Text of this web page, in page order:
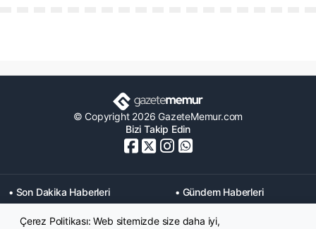
© Copyright 2026 GazeteMemur.com
Bizi Takip Edin
• Son Dakika Haberleri
• Gündem Haberleri
• Memurlar Haberleri
• KPSS Haberleri
• Ekonomi Haberleri
• Eğitim Haberleri
Çerez Politikası: Web sitemizde size daha iyi,